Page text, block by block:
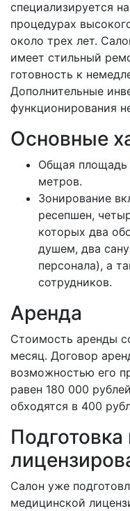
специализируется
процедурах
около трех лет.
имеет стильный
готовность к
Дополнительные
функционирования
Основные
Общая площадь
метров.
Зонирование
ресепшен,
которых два
душем, два
персонала), а
сотрудников.
Аренда
Стоимость аренды
месяц. Договор
возможностью его
равен 180 000
обходятся в 400
Подготовка
Салон уже
медицинской